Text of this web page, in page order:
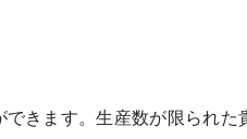
きます。生産数が限られた